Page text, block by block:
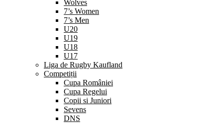
Wolves
7’s Women
7’s Men
U20
U19
U18
U17
Liga de Rugby Kaufland
Competiții
Cupa României
Cupa Regelui
Copii si Juniori
Sevens
DNS